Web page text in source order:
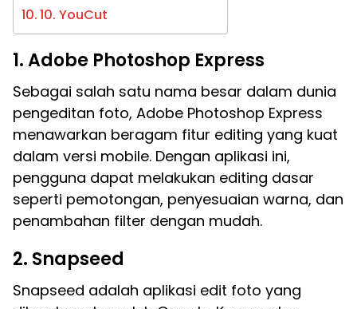
10. YouCut
1. Adobe Photoshop Express
Sebagai salah satu nama besar dalam dunia
pengeditan foto, Adobe Photoshop Express
menawarkan beragam fitur editing yang kuat
dalam versi mobile. Dengan aplikasi ini,
pengguna dapat melakukan editing dasar
seperti pemotongan, penyesuaian warna, dan
penambahan filter dengan mudah.
2. Snapseed
Snapseed adalah aplikasi edit foto yang